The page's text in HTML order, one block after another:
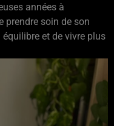
années à
prendre soin de son
équilibre et de vivre plus